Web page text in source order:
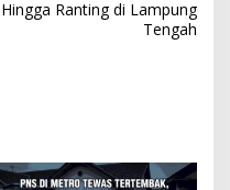
Hingga Ranting di Lampung
Tengah